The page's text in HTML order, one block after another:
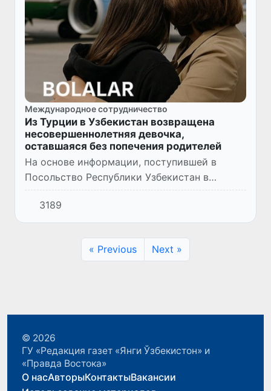
Международное сотрудничество
Из Турции в Узбекистан возвращена
несовершеннолетняя девочка,
оставшаяся без попечения родителей
На основе информации, поступившей в
Посольство Республики Узбекистан в
Турции, были начаты мероприятия по
возвращению на Родину
несовершеннолетней девочки, оставшейся
за границей б...
3189
« Previous Next »
© 2026
ГУ «Редакция газет «Янги Ўзбекистон» и
«Правда Востока»
О насАвторыКонтактыВакансии